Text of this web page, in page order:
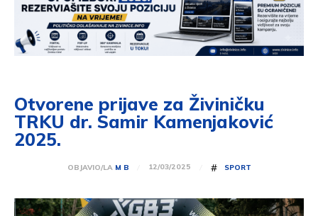
Otvorene prijave za Živiničku
TRKU dr. Samir Kamenjaković
2025.
OBJAVIO/LA M B 12/03/2025 # SPORT